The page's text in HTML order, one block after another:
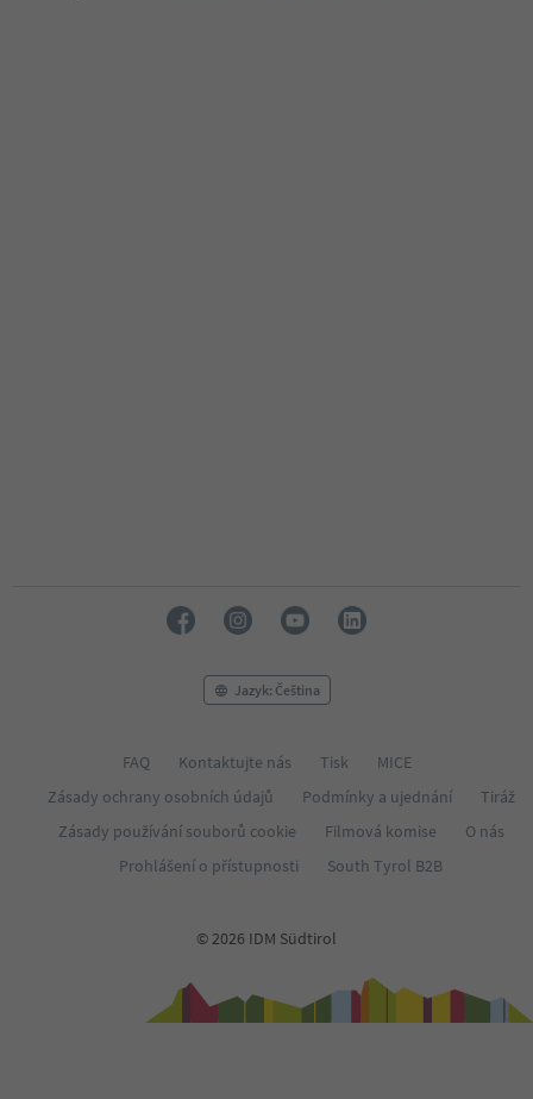
Jazyk: Čeština
FAQ Kontaktujte nás Tisk
MICE
Zásady ochrany osobních údajů
Podmínky a ujednání
Tiráž
Zásady používání souborů cookie
Filmová komise
O nás
Prohlášení o přístupnosti
South Tyrol B2B
© 2026 IDM Südtirol